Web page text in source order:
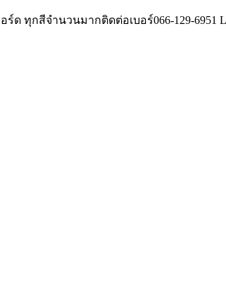
ทุกสีจำนวนมากติดต่อเบอร์066-129-6951